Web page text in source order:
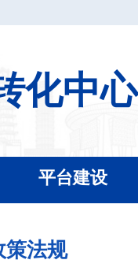
化中心
平台建设
策法规